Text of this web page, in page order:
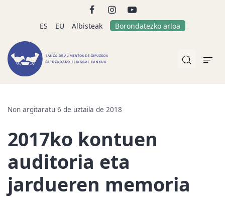
ES EU Albisteak Borondatezko arloa
Non argitaratu 6 de uztaila de 2018
2017ko kontuen
auditoria eta
jardueren memoria